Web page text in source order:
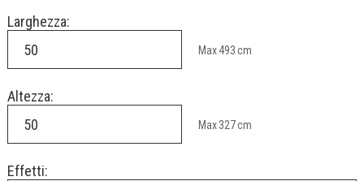
Larghezza:
Max493cm
Altezza:
Max327cm
Effetti: